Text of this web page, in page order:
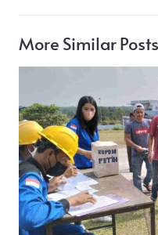
More Similar Posts